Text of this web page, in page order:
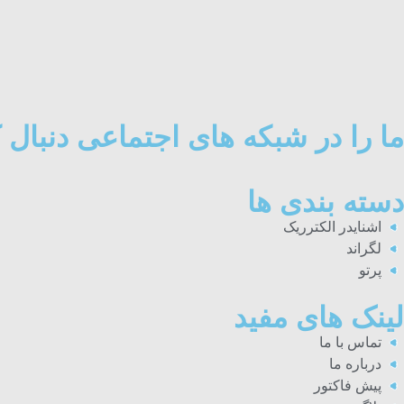
ما را در شبکه های اجتماعی دنبال
دسته بندی ها
اشنایدر الکترریک
لگراند
پرتو
لینک های مفید
تماس با ما
درباره ما
پیش فاکتور